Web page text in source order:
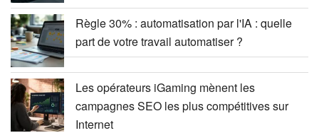
Règle 30% : automatisation par l'IA : quelle
part de votre travail automatiser ?
Les opérateurs iGaming mènent les
campagnes SEO les plus compétitives sur
Internet